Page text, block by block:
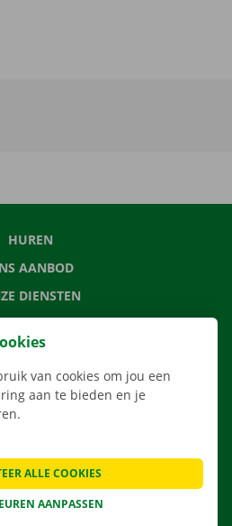
HUREN
AANBOD
DIENSTEN
LOCATIES
APP
ONS
VRAGEN
van cookies om jou een
aan te bieden en je
AANPASSEN
ALLE COOKIES